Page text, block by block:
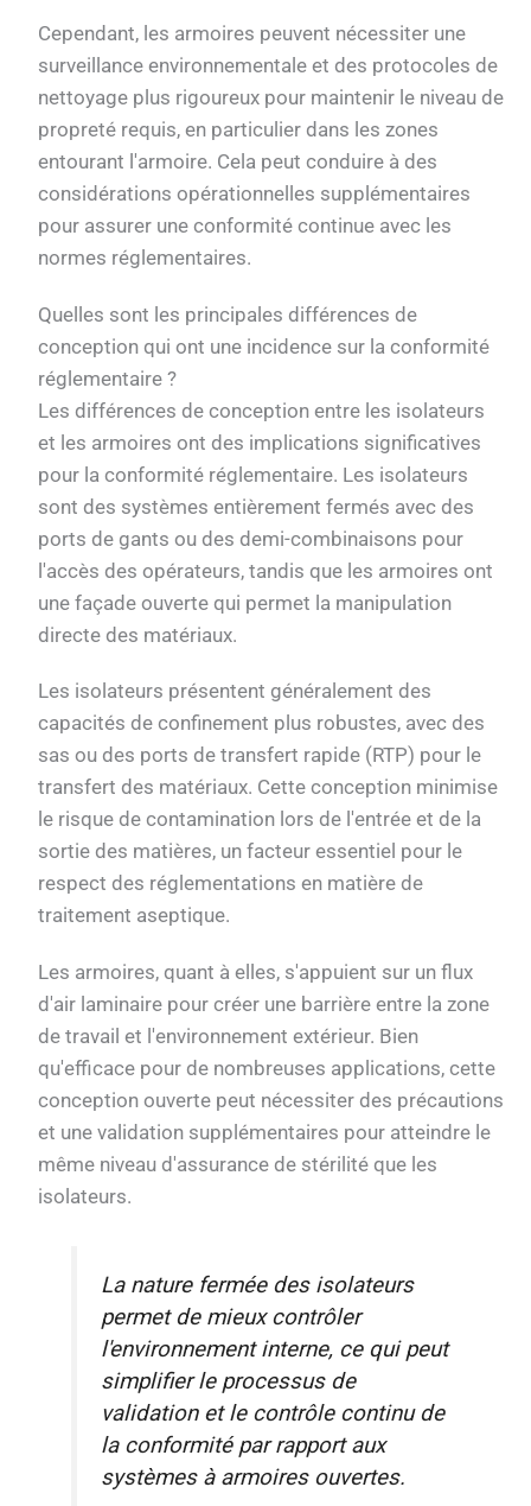
Cependant, les armoires peuvent nécessiter une
surveillance environnementale et des protocoles de
nettoyage plus rigoureux pour maintenir le niveau de
propreté requis, en particulier dans les zones
entourant l'armoire. Cela peut conduire à des
considérations opérationnelles supplémentaires
pour assurer une conformité continue avec les
normes réglementaires.
Quelles sont les principales différences de
conception qui ont une incidence sur la conformité
réglementaire ?
Les différences de conception entre les isolateurs
et les armoires ont des implications significatives
pour la conformité réglementaire. Les isolateurs
sont des systèmes entièrement fermés avec des
ports de gants ou des demi-combinaisons pour
l'accès des opérateurs, tandis que les armoires ont
une façade ouverte qui permet la manipulation
directe des matériaux.
Les isolateurs présentent généralement des
capacités de confinement plus robustes, avec des
sas ou des ports de transfert rapide (RTP) pour le
transfert des matériaux. Cette conception minimise
le risque de contamination lors de l'entrée et de la
sortie des matières, un facteur essentiel pour le
respect des réglementations en matière de
traitement aseptique.
Les armoires, quant à elles, s'appuient sur un flux
d'air laminaire pour créer une barrière entre la zone
de travail et l'environnement extérieur. Bien
qu'efficace pour de nombreuses applications, cette
conception ouverte peut nécessiter des précautions
et une validation supplémentaires pour atteindre le
même niveau d'assurance de stérilité que les
isolateurs.
La nature fermée des isolateurs
permet de mieux contrôler
l'environnement interne, ce qui peut
simplifier le processus de
validation et le contrôle continu de
la conformité par rapport aux
systèmes à armoires ouvertes.